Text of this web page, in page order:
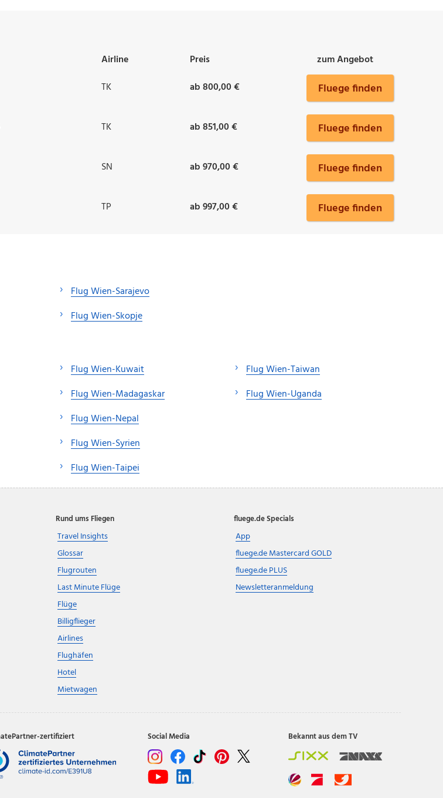
Airline Preis
zum Angebot
TK ab 800,00 € Fluege finden
TK ab 851,00 € Fluege finden
SN ab 970,00 € Fluege finden
TP ab 997,00 € Fluege finden
Flug Wien-Sarajevo
Flug Wien-Skopje
Flug Wien-Kuwait
Flug Wien-Madagaskar
Flug Wien-Nepal
Flug Wien-Syrien
Flug Wien-Taipei
Flug Wien-Taiwan
Flug Wien-Uganda